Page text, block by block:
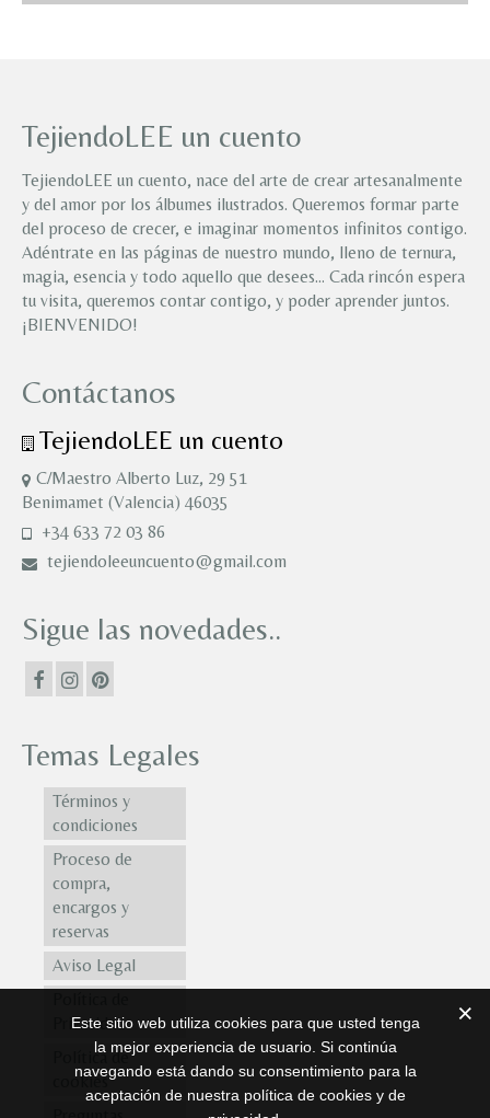
TejiendoLEE un cuento
TejiendoLEE un cuento, nace del arte de crear artesanalmente
y del amor por los álbumes ilustrados. Queremos formar parte
del proceso de crecer, e imaginar momentos infinitos contigo.
Adéntrate en las páginas de nuestro mundo, lleno de ternura,
magia, esencia y todo aquello que desees… Cada rincón espera
tu visita, queremos contar contigo, y poder aprender juntos.
¡BIENVENIDO!
Contáctanos
TejiendoLEE un cuento
C/Maestro Alberto Luz, 29 51
Benimamet (Valencia) 46035
+34 633 72 03 86
tejiendoleeuncuento@gmail.com
Sigue las novedades..
Temas Legales
Términos y
condiciones
Proceso de
compra,
encargos y
reservas
Aviso Legal
Privacidad
Política de
cookies
Este sitio web utiliza cookies para que usted tenga
la mejor experiencia de usuario. Si continúa
navegando está dando su consentimiento para la
aceptación de nuestra política de cookies y de